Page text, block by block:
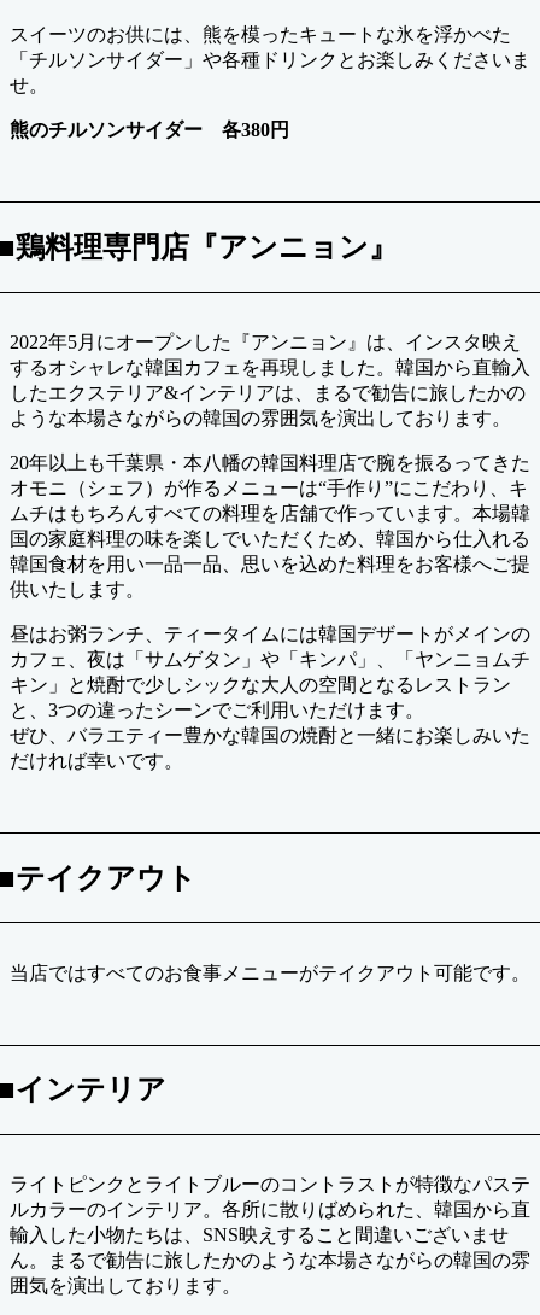
スイーツのお供には、熊を模ったキュートな氷を浮かべた
「チルソンサイダー」や各種ドリンクとお楽しみくださいま
せ。
熊のチルソンサイダー 各380円
鶏料理専門店『アンニョン』
2022年5月にオープンした『アンニョン』は、インスタ映え
するオシャレな韓国カフェを再現しました。韓国から直輸入
したエクステリア&インテリアは、まるで勧告に旅したかの
ような本場さながらの韓国の雰囲気を演出しております。
20年以上も千葉県・本八幡の韓国料理店で腕を振るってきた
オモニ（シェフ）が作るメニューは“手作り”にこだわり、キ
ムチはもちろんすべての料理を店舗で作っています。本場韓
国の家庭料理の味を楽しでいただくため、韓国から仕入れる
韓国食材を用い一品一品、思いを込めた料理をお客様へご提
供いたします。
昼はお粥ランチ、ティータイムには韓国デザートがメインの
カフェ、夜は「サムゲタン」や「キンパ」、「ヤンニョムチ
キン」と焼酎で少しシックな大人の空間となるレストラン
と、3つの違ったシーンでご利用いただけます。
ぜひ、バラエティー豊かな韓国の焼酎と一緒にお楽しみいた
だければ幸いです。
テイクアウト
当店ではすべてのお食事メニューがテイクアウト可能です。
インテリア
ライトピンクとライトブルーのコントラストが特徴なパステ
ルカラーのインテリア。各所に散りばめられた、韓国から直
輸入した小物たちは、SNS映えすること間違いございませ
ん。まるで勧告に旅したかのような本場さながらの韓国の雰
囲気を演出しております。